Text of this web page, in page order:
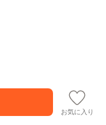
お気に入り